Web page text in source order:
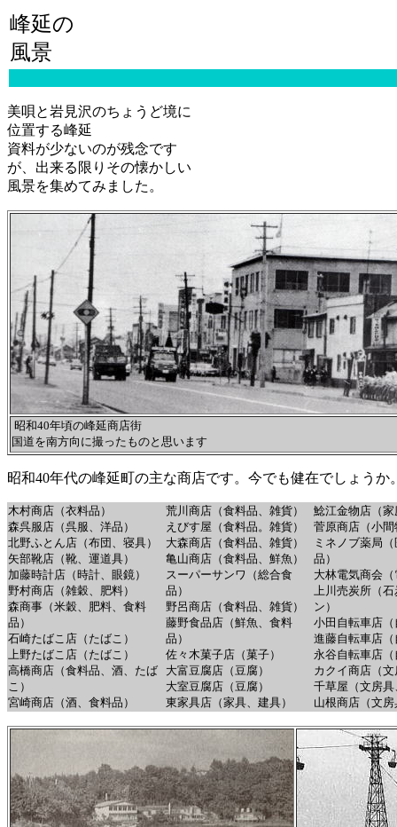
峰延の
風景
美唄と岩見沢のちょうど境に
位置する峰延
資料が少ないのが残念です
が、出来る限りその懐かしい
風景を集めてみました。
昭和40年頃の峰延商店街
国道を南方向に撮ったものと思います
昭和40年代の峰延町の主な商店です。今でも健在でしょうか
木村商店（衣料品）
森呉服店（呉服、洋品）
北野ふとん店（布団、寝具）
矢部靴店（靴、運道具）
加藤時計店（時計、眼鏡）
野村商店（雑穀、肥料）
森商事（米穀、肥料、食料
品）
石崎たばこ店（たばこ）
上野たばこ店（たばこ）
高橋商店（食料品、酒、たば
こ）
宮崎商店（酒、食料品）
荒川商店（食料品、雑貨）
えびす屋（食料品。雑貨）
大森商店（食料品、雑貨）
亀山商店（食料品、鮮魚）
スーパーサンワ（総合食
品）
野呂商店（食料品、雑貨）
藤野食品店（鮮魚、食料
品）
佐々木菓子店（菓子）
大富豆腐店（豆腐）
大室豆腐店（豆腐）
東家具店（家具、建具）
鯰江金物店（
菅原商店（小
ミネノブ薬局
品）
大林電気商会
上川売炭所（
ン）
小田自転車店
進藤自転車店
永谷自転車店
カクイ商店（
千草屋（文房
山根商店（文